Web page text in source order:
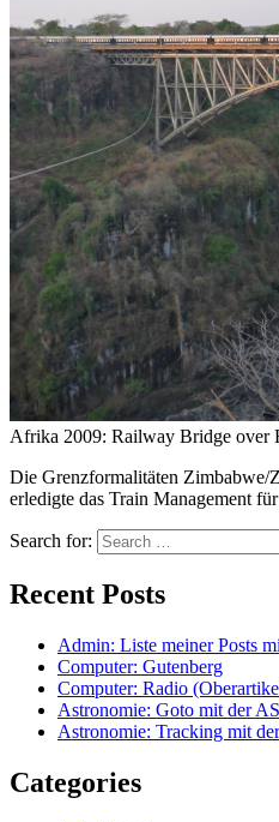
Afrika 2009: Railway Bridge over
Die Grenzformalitäten Zimbabwe/
erledigte das Train Management
Search for:
Recent Posts
Admin: Liste meiner Posts
Computer: Gutenberg
Computer: Radio
Astronomie: Goto mit der
Astronomie: Tracking mit
Categories